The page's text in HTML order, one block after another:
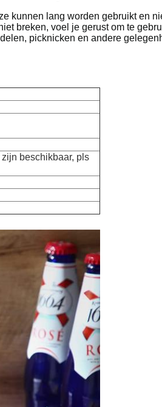
kunnen lang worden gebruikt en
breken, voel je gerust om te
picknicken en andere
beschikbaar, pls